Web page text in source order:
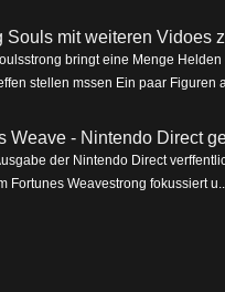
Souls mit weiteren Vidoes
bringt eine Menge
stellen mssen Ein paar Figuren
Weave - Nintendo Direct
der Nintendo Direct
Fortunes Weavestrong fokussiert